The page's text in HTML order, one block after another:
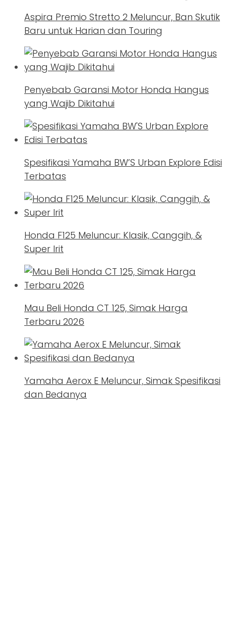
Aspira Premio Stretto 2 Meluncur, Ban Skutik
Baru untuk Harian dan Touring
Penyebab Garansi Motor Honda Hangus
yang Wajib Dikitahui
Spesifikasi Yamaha BW’S Urban Explore Edisi
Terbatas
Honda F125 Meluncur: Klasik, Canggih, &
Super Irit
Mau Beli Honda CT 125, Simak Harga
Terbaru 2026
Yamaha Aerox E Meluncur, Simak Spesifikasi
dan Bedanya